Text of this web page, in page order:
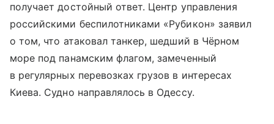
получает достойный ответ. Центр управления
российскими беспилотниками «Рубикон» заявил
о том, что атаковал танкер, шедший в Чёрном
море под панамским флагом, замеченный
в регулярных перевозках грузов в интересах
Киева. Судно направлялось в Одессу.